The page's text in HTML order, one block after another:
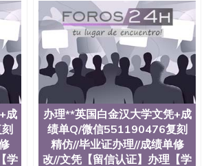
成品； 6、成品做好拍照或者视频确认
可查的证明材料 1、教育部学历学位认
，使馆网站真实存档可查。 3、留信网
、艺术与建筑学院、商学院、交流学
、信息工程与科学学院、人文学院、
排名在前十五名，且继续攀升中。纽
会计学、MBA、财务、教育、建筑工
工程、天文学、农业、环境污染控
机械工程、航天工程、土木工程、数
计算机科学、物理学、人工智能、商
方案； 2、补充毕业证成绩单等相关材
陪同客户本人一起去留服递交材料；
，付余款。 我们对海外大学及学院的
成
学
办理**英国白金汉大学文凭+成
绩单Q/微信551190476复刻
精仿//毕业证办理//成绩单修
改//文凭【留信认证】办理【学